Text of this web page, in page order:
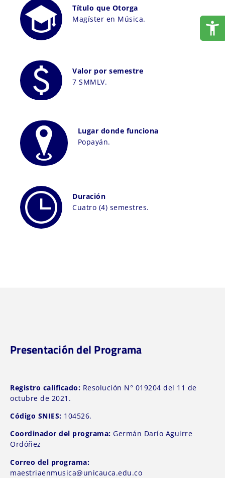
Título que Otorga
Magíster en Música.
Valor por semestre
7 SMMLV.
Lugar donde funciona
Popayán.
Duración
Cuatro (4) semestres.
Presentación del Programa
Registro calificado: Resolución N° 019204 del 11 de
octubre de 2021.
Código SNIES: 104526.
Coordinador del programa: Germán Darío Aguirre
Ordóñez
Correo del programa:
maestriaenmusica@unicauca.edu.co